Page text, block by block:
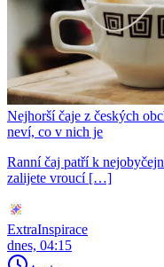
Nejhorší čaje z českých
neví, co v nich je
Ranní čaj patří k
zalijete vroucí […]
ExtraInspirace
dnes, 04:15